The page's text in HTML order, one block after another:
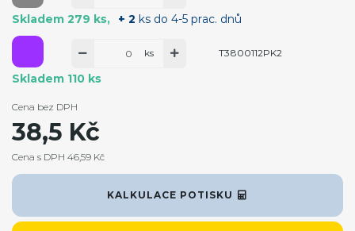
Skladem 279 ks + 2 ks do 4-5 prac. dnů
Skladem 110 ks
ks T3800112PK2
KALKULACE POTISKU
Cena bez DPH
38,5 Kč
Cena s DPH 46,59 Kč